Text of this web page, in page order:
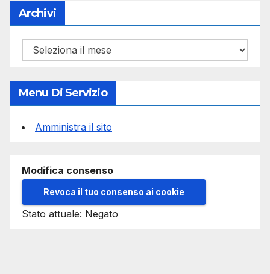
Archivi
Archivi
Menu Di Servizio
Amministra il sito
Modifica consenso
Revoca il tuo consenso ai cookie
Stato attuale: Negato